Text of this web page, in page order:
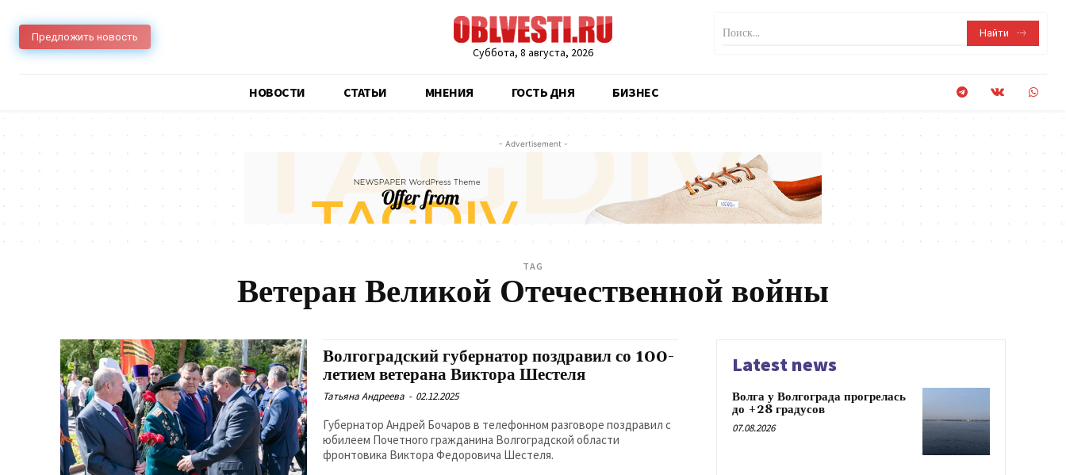
Предложить новость
Суббота, 8 августа, 2026
Поиск... Найти
НОВОСТИ CТАТЬИ МНЕНИЯ ГОСТЬ ДНЯ БИЗНЕС
- Advertisement -
TAG
Ветеран Великой Отечественной войны
Волгоградский губернатор поздравил со 100-
летием ветерана Виктора Шестеля
Татьяна Андреева - 02.12.2025
Губернатор Андрей Бочаров в телефонном разговоре поздравил с
юбилеем Почетного гражданина Волгоградской области
фронтовика Виктора Федоровича Шестеля.
Latest news
Волга у Волгограда прогрелась
до +28 градусов
07.08.2026